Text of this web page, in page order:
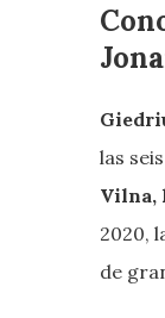
las
Vilna,
2020,
de